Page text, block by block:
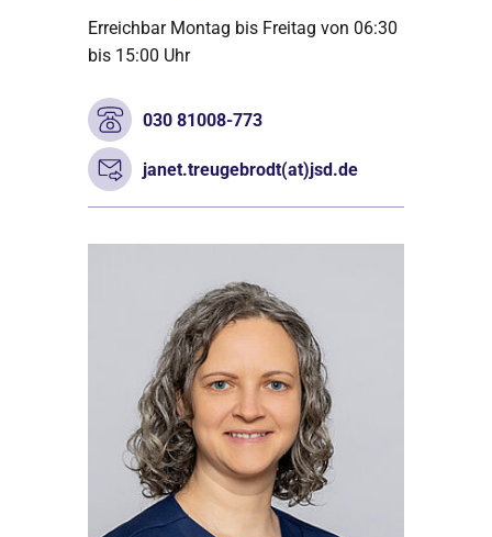
Erreichbar Montag bis Freitag von 06:30
bis 15:00 Uhr
030 81008-773
janet.treugebrodt(at)jsd.de